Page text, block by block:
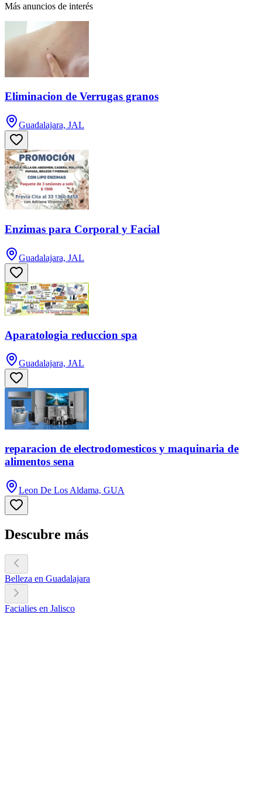
Más anuncios de interés
Eliminacion de Verrugas granos
Guadalajara, JAL
Enzimas para Corporal y Facial
Guadalajara, JAL
Aparatologia reduccion spa
Guadalajara, JAL
reparacion de electrodomesticos y maquinaria de
alimentos sena
Leon De Los Aldama, GUA
Descubre más
Belleza en Guadalajara
Facialies en Jalisco